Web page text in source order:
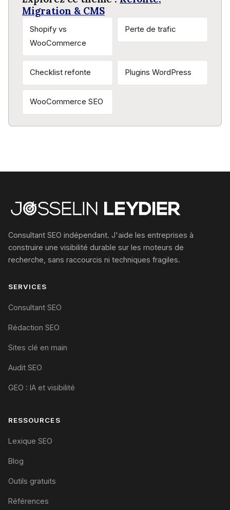
Migration & CMS
Shopify vs
WooCommerce
Perte de trafic
Checklist refonte Plugins WordPress
WooCommerce SEO
Consultant SEO indépendant. J'aide les entreprises à
construire une visibilité durable sur les moteurs de
recherche, sans raccourcis ni techniques fragiles.
SERVICES
Consultant SEO
Rédaction SEO
Sites clé en main
Audit SEO
GEO : IA et visibilité
RESSOURCES
Lexique SEO
Blog
Outils gratuits
Références